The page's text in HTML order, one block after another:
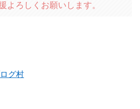
よろしくお願いします。
グ村